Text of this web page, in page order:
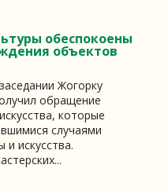
обеспокоены
объектов
Жогорку
обращение
которые
случаями
искусства.